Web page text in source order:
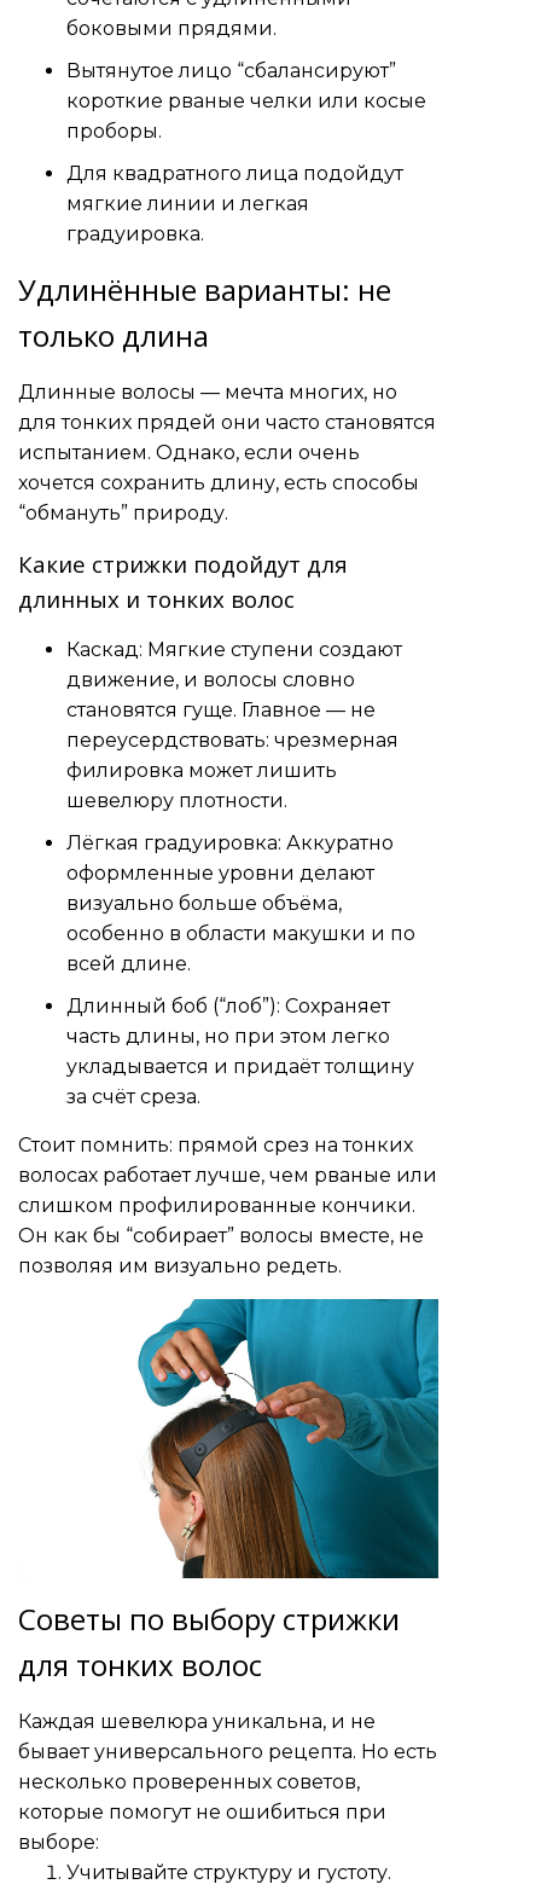
боковыми прядями.
Вытянутое лицо “сбалансируют”
короткие рваные челки или косые
проборы.
Для квадратного лица подойдут
мягкие линии и легкая
градуировка.
Удлинённые варианты: не
только длина
Длинные волосы — мечта многих, но
для тонких прядей они часто становятся
испытанием. Однако, если очень
хочется сохранить длину, есть способы
“обмануть” природу.
Какие стрижки подойдут для
длинных и тонких волос
Каскад: Мягкие ступени создают
движение, и волосы словно
становятся гуще. Главное — не
переусердствовать: чрезмерная
филировка может лишить
шевелюру плотности.
Лёгкая градуировка: Аккуратно
оформленные уровни делают
визуально больше объёма,
особенно в области макушки и по
всей длине.
Длинный боб (“лоб”): Сохраняет
часть длины, но при этом легко
укладывается и придаёт толщину
за счёт среза.
Стоит помнить: прямой срез на тонких
волосах работает лучше, чем рваные или
слишком профилированные кончики.
Он как бы “собирает” волосы вместе, не
позволяя им визуально редеть.
Советы по выбору стрижки
для тонких волос
Каждая шевелюра уникальна, и не
бывает универсального рецепта. Но есть
несколько проверенных советов,
которые помогут не ошибиться при
выборе:
Учитывайте структуру и густоту.